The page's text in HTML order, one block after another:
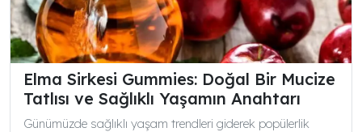
Elma Sirkesi Gummies: Doğal Bir Mucize
Tatlısı ve Sağlıklı Yaşamın Anahtarı
Günümüzde sağlıklı yaşam trendleri giderek popülerlik